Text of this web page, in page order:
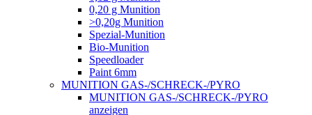
0,20 g Munition
>0,20g Munition
Spezial-Munition
Bio-Munition
Speedloader
Paint 6mm
MUNITION GAS-/SCHRECK-/PYRO
MUNITION GAS-/SCHRECK-/PYRO
anzeigen